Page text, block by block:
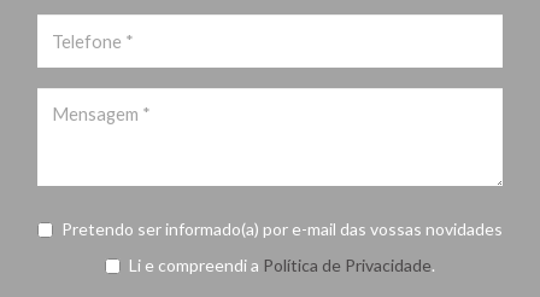
Pretendo ser informado(a) por e-mail das vossas novidades
Li e compreendi a Política de Privacidade.